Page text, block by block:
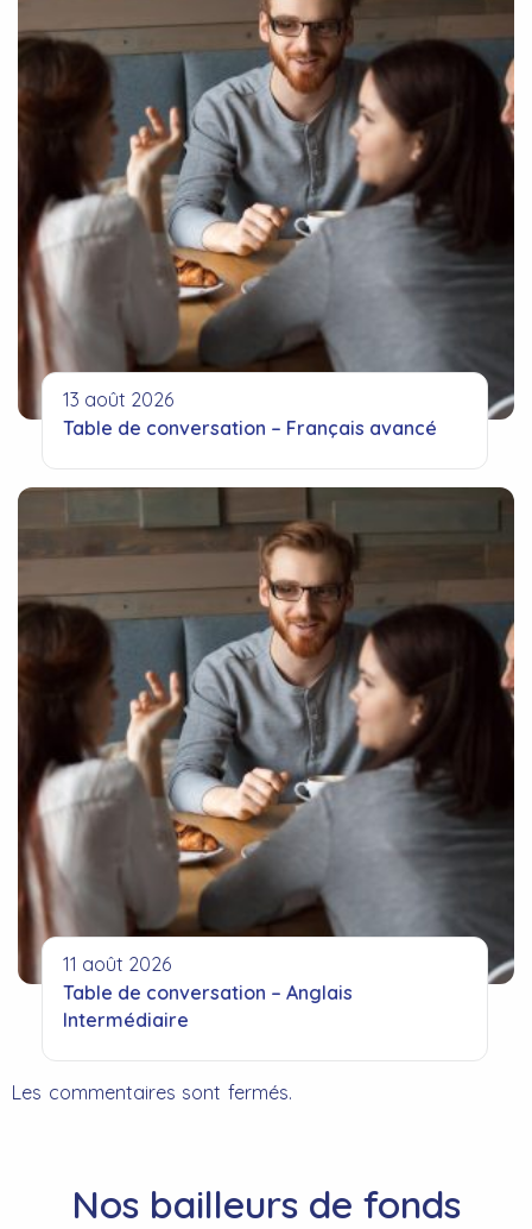
13 août 2026
Table de conversation – Français avancé
11 août 2026
Table de conversation – Anglais
Intermédiaire
Les commentaires sont fermés.
Nos bailleurs de fonds